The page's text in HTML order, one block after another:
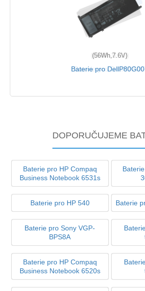
(56Wh,7.6V)
Baterie pro
DOPORUČUJEME
Baterie pro HP Compaq
Business Notebook 6531s
Baterie pro HP 540 Baterie
Baterie pro Sony VGP-
BPS8A
Baterie pro HP Compaq
Business Notebook 6520s